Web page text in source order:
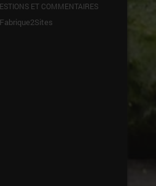
ET COMMENTAIRES